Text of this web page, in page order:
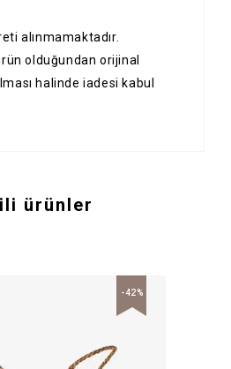
alınmamaktadır.
olduğundan orijinal
halinde iadesi kabul
ürünler
-42%